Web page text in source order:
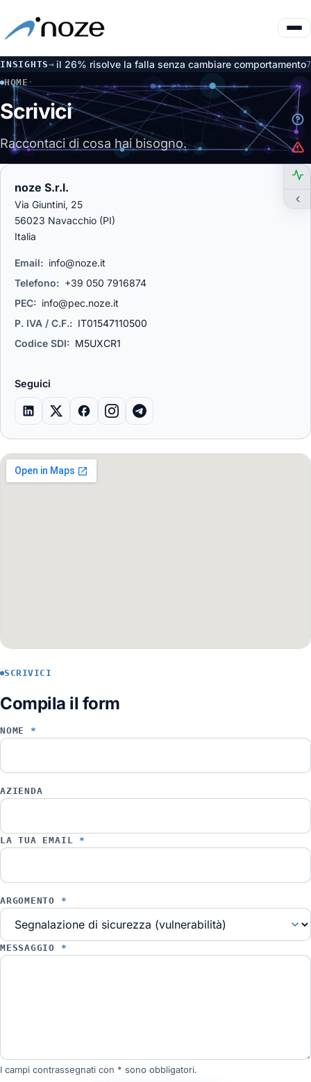
INSIGHTS→
modelli: il 26% risolve la falla senza cambiare comportamento7
HOME ·
CONTATTI
Scrivici
Raccontaci di cosa hai bisogno.
noze S.r.l.
Via Giuntini, 25
56023 Navacchio (PI)
Italia
Email: info@noze.it
Telefono: +39 050 7916874
PEC: info@pec.noze.it
P. IVA / C.F.: IT01547110500
Codice SDI: M5UXCR1
Seguici
SCRIVICI
Compila il form
NOME *
AZIENDA
LA TUA EMAIL *
ARGOMENTO *
MESSAGGIO *
I campi contrassegnati con * sono obbligatori.